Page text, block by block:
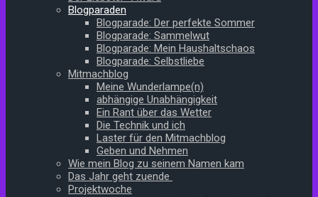
Blogparaden
Blogparade: Der perfekte Sommer
Blogparade: Sammelwut
Blogparade: Mein Haushaltschaos
Blogparade: Selbstliebe
Mitmachblog
Meine Wunderlampe(n)
abhängige Unabhängigkeit
Ein Rant über das Wetter
Die Technik und ich
Laster für den Mitmachblog
Geben und Nehmen
Wie mein Blog zu seinem Namen kam
Das Jahr geht zuende
Projektwoche